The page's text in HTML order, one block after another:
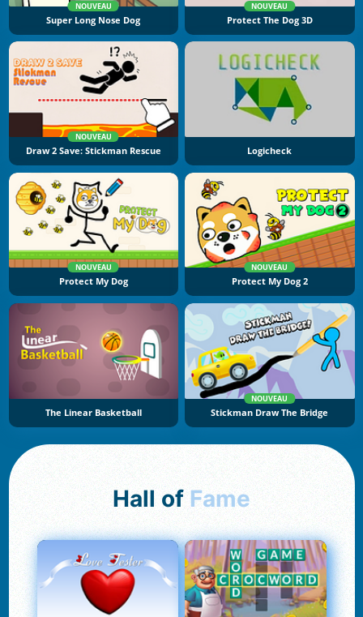
NOUVEAU
Super Long Nose Dog
NOUVEAU
Protect The Dog 3D
NOUVEAU
Draw 2 Save: Stickman Rescue Logicheck
NOUVEAU
Protect My Dog
NOUVEAU
Protect My Dog 2
The Linear Basketball
NOUVEAU
Stickman Draw The Bridge
Hall of Fame